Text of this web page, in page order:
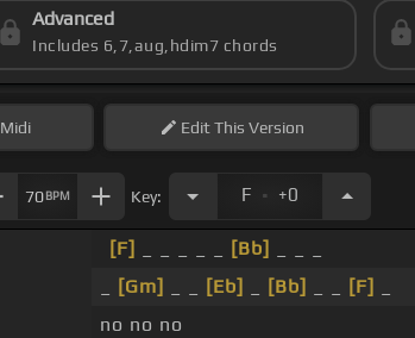
Advanced
Includes 6,7,aug,hdim7 chords
Midi EditThis Version
70BPM Key: F . +0
[F] [Bb]
[Gm] [Eb] [Bb] [F]
no no no